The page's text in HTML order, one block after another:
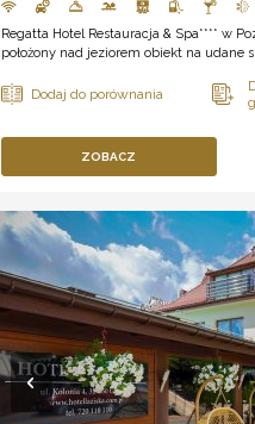
Regatta Hotel Restauracja & Spa**** w
położony nad jeziorem obiekt na udane
ZOBACZ